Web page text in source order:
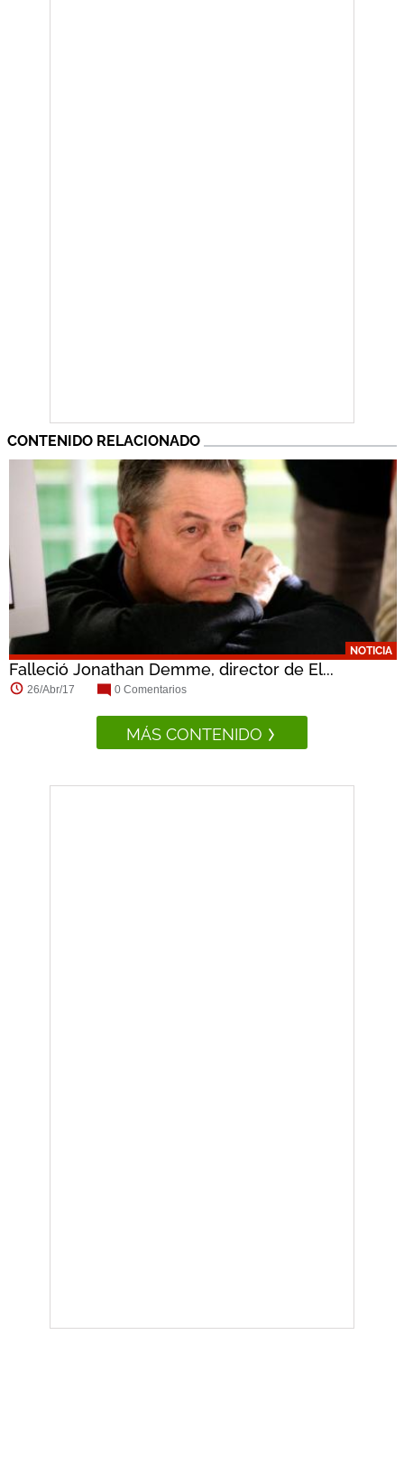
CONTENIDO RELACIONADO
NOTICIA
Falleció Jonathan Demme, director de El...
26/Abr/17 0 Comentarios
MÁS CONTENIDO